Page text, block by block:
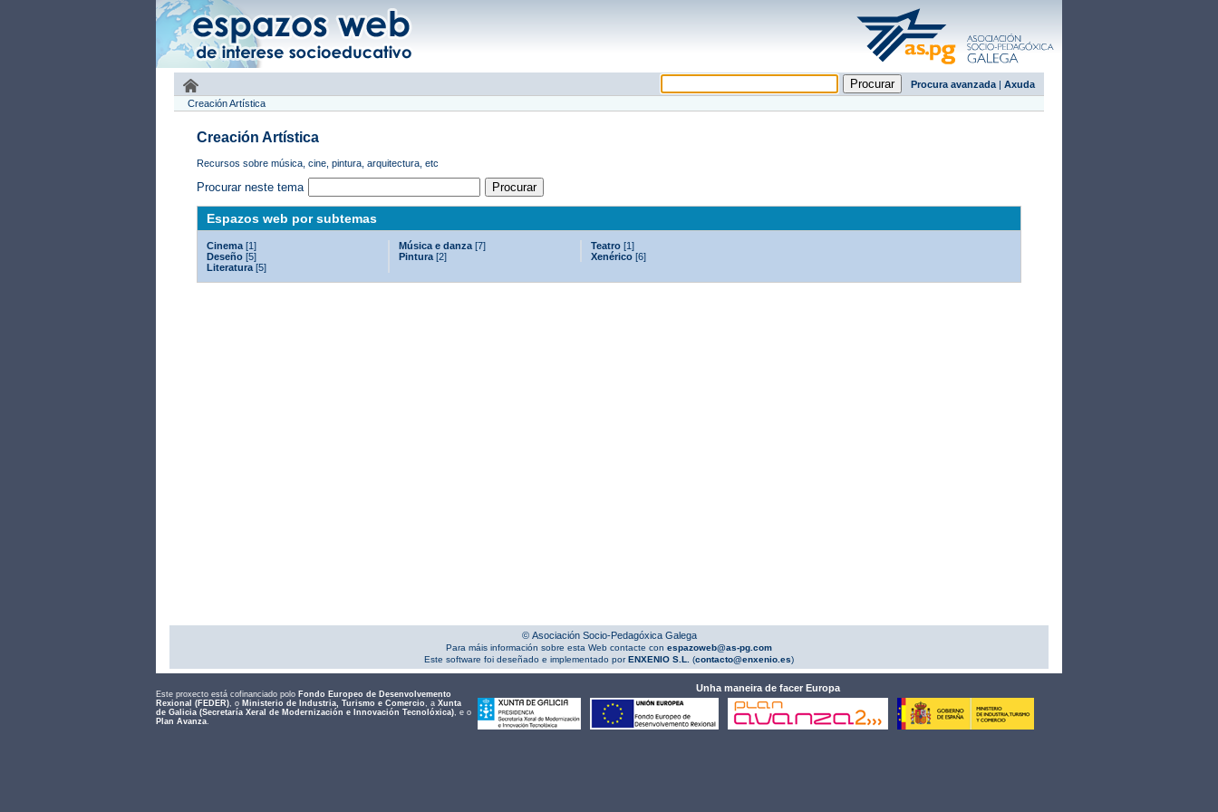
Procura avanzada | Axuda
Creación Artística
Creación Artística
Recursos sobre música, cine, pintura, arquitectura, etc
Procurar neste tema
Espazos web por subtemas
Cinema [1]
Deseño [5]
Literatura [5]
Música e danza [7]
Pintura [2]
Teatro [1]
Xenérico [6]
© Asociación Socio-Pedagóxica Galega
Para máis información sobre esta Web contacte con espazoweb@as-pg.com
Este software foi deseñado e implementado porENXENIO S.L. (contacto@enxenio.es)
Este proxecto está cofinanciado polo Fondo Europeo de Desenvolvemento
Rexional (FEDER), o Ministerio de Industria, Turismo e Comercio, a Xunta
de Galicia (Secretaría Xeral de Modernización e Innovación Tecnolóxica), e o
Plan Avanza.
Unha maneira de facer Europa